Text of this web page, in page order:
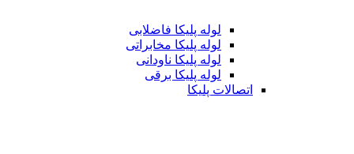
لوله پلیکا فاضلابی
لوله پلیکا مخابراتی
لوله پلیکا ناودانی
لوله پلیکا برقی
اتصالات پلیکا